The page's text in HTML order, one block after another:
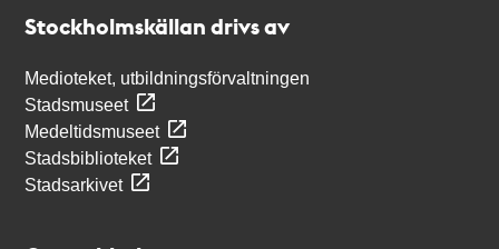
Stockholmskällan drivs av
Medioteket, utbildningsförvaltningen
Stadsmuseet
Medeltidsmuseet
Stadsbiblioteket
Stadsarkivet